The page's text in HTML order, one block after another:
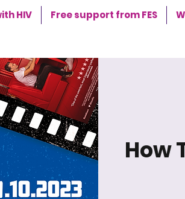
HIV Free support from FES
How